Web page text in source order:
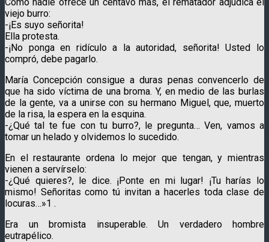
viejo burro:
-¡Es suyo señorita!
Ella protesta.
-¡No ponga en ridículo a la autoridad, señorita! Usted lo
compró, debe pagarlo.
María Concepción consigue a duras penas convencerlo de
que ha sido víctima de una broma. Y, en medio de las burlas
de la gente, va a unirse con su hermano Miguel, que, muerto
de la risa, la espera en la esquina.
-¿Qué tal te fue con tu burro?, le pregunta… Ven, vamos a
tomar un helado y olvidemos lo sucedido.
En el restaurante ordena lo mejor que tengan, y mientras
vienen a servírselo:
-¿Qué quieres?, le dice. ¡Ponte en mi lugar! ¡Tu harías lo
mismo! Señoritas como tú invitan a hacerles toda clase de
locuras…»1 .
Era un bromista insuperable. Un verdadero hombre
eutrapélico.